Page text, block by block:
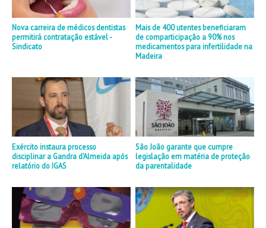
Nova carreira de médicos dentistas
permitirá contratação estável -
Sindicato
Mais de 400 utentes beneficiaram
de comparticipação a 90% nos
medicamentos para infertilidade na
Madeira
Exército instaura processo
disciplinar a Gandra d'Almeida após
relatório do IGAS
São João garante que cumpre
legislação em matéria de proteção
da parentalidade